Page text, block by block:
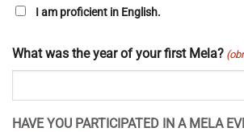
I am proficient in English.
What was the year of your first Mela?
HAVE YOU PARTICIPATED IN A MELA